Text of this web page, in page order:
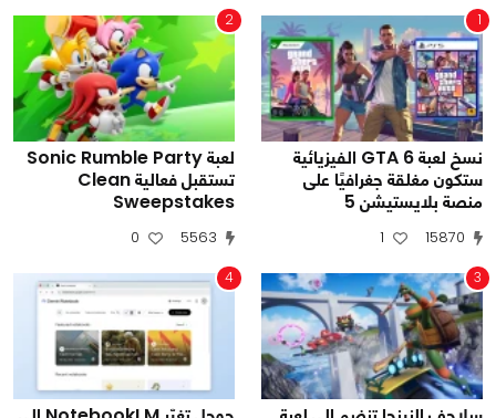
1
نسخ لعبة GTA 6 الفيزيائية
ستكون مغلقة جغرافيًا على
منصة بلايستيشن 5
15870
1
2
لعبة Sonic Rumble Party
تستقبل فعالية Clean
Sweepstakes
5563
0
3
4